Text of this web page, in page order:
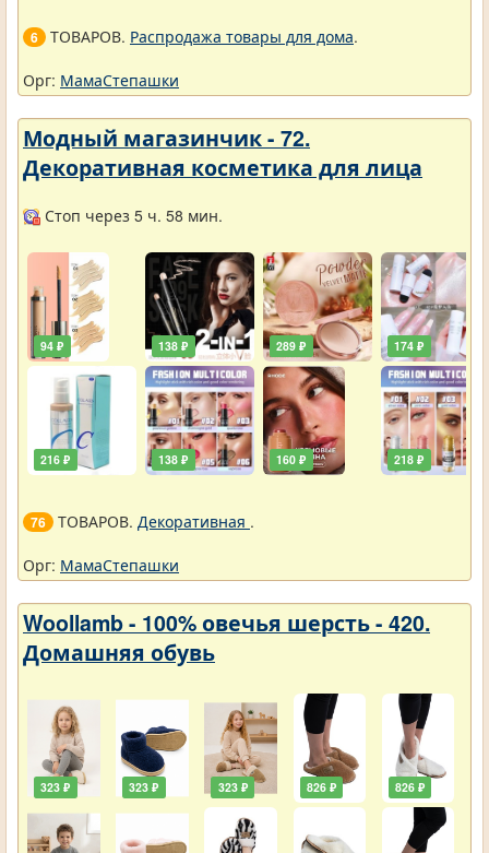
6 ТОВАРОВ. Распродажа товары для дома.
Орг: МамаСтепашки
Модный магазинчик - 72.
Декоративная косметика для лица
Стоп через 5 ч. 58 мин.
94 ₽
216 ₽
138 ₽
138 ₽
289 ₽
160 ₽
174 ₽
218 ₽
76 ТОВАРОВ. Декоративная .
Орг: МамаСтепашки
Woollamb - 100% овечья шерсть - 420.
Домашняя обувь
323 ₽ 323 ₽ 323 ₽ 826 ₽ 826 ₽